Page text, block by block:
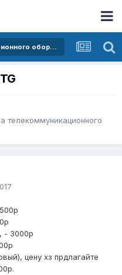
Покупка и продажа телекоммуникационного оборудования
телекоммуникационного
- 3000р
цену хз прдлагайте